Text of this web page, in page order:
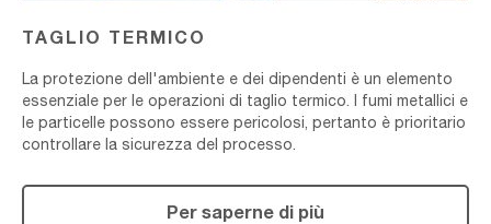
TAGLIO TERMICO
La protezione dell'ambiente e dei dipendenti è un elemento
essenziale per le operazioni di taglio termico. I fumi metallici e
le particelle possono essere pericolosi, pertanto è prioritario
controllare la sicurezza del processo.
Per saperne di più